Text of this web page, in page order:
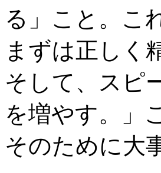
る」こと。こ
まずは正しく
そして、スピ
を増やす。」
そのために大